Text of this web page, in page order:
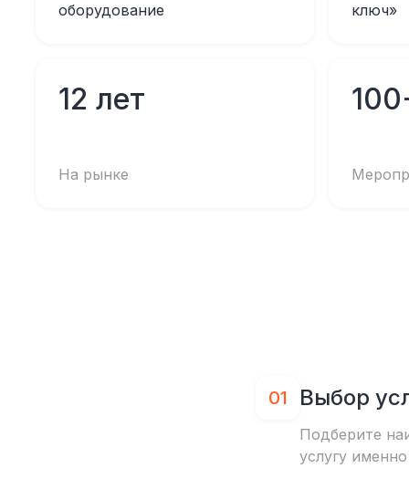
оборудование
ключ»
12 лет
На рынке
01 Выбор
Подберите
услугу